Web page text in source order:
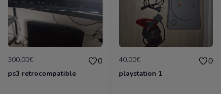
300.00€ 0
ps3 retrocompatible
40.00€ 0
playstation 1